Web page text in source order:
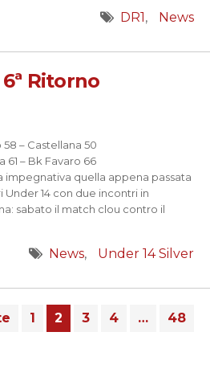
e terzo quarto quando…
DR1 News
6ª Ritorno
58 – Castellana 50
61 – Bk Favaro 66
impegnativa quella appena passata
Under 14 con due incontri in
sabato il match clou contro il
appaiato in testa alla classifica con
in quel di Spinea contro i pari età locali.
News Under 14 Silver
1 2 3 4 …
48